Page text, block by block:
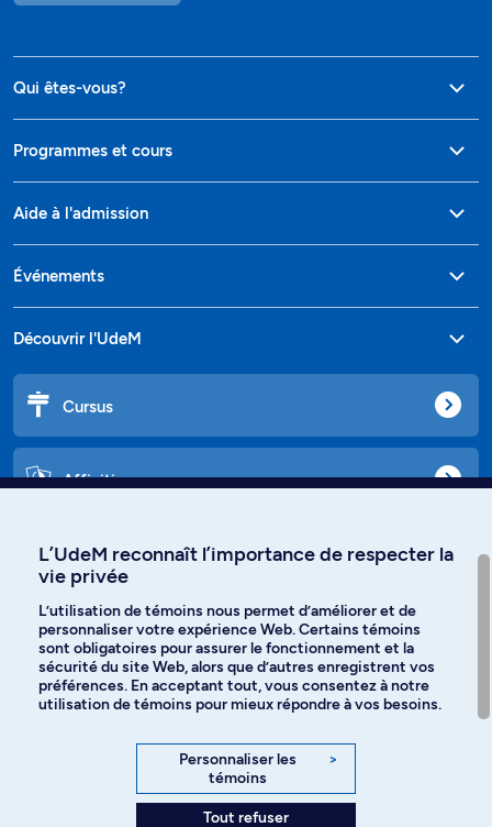
Qui êtes-vous?
Programmes et cours
Aide à l'admission
Événements
Découvrir l'UdeM
Cursus
Affiniti
Langues
Facebook Instagram
TikTok YouTube
Politique de confidentialité
L’UdeM reconnaît l’importance de respecter la
vie privée
L’utilisation de témoins nous permet d’améliorer et de
personnaliser votre expérience Web. Certains témoins
sont obligatoires pour assurer le fonctionnement et la
sécurité du site Web, alors que d’autres enregistrent vos
préférences. En acceptant tout, vous consentez à notre
utilisation de témoins pour mieux répondre à vos besoins.
Personnaliser les
témoins
>
Tout refuser